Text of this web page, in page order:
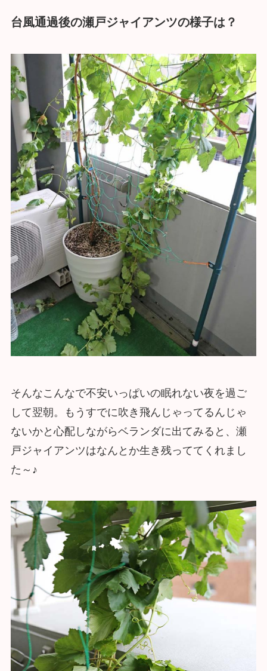
台風通過後の瀬戸ジャイアンツの様子は？
そんなこんなで不安いっぱいの眠れない夜を過ご
して翌朝。もうすでに吹き飛んじゃってるんじゃ
ないかと心配しながらベランダに出てみると、瀬
戸ジャイアンツはなんとか生き残っててくれまし
た～♪